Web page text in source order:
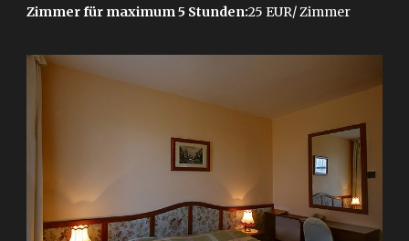
Zimmer für maximum 5 Stunden:25 EUR/ Zimmer